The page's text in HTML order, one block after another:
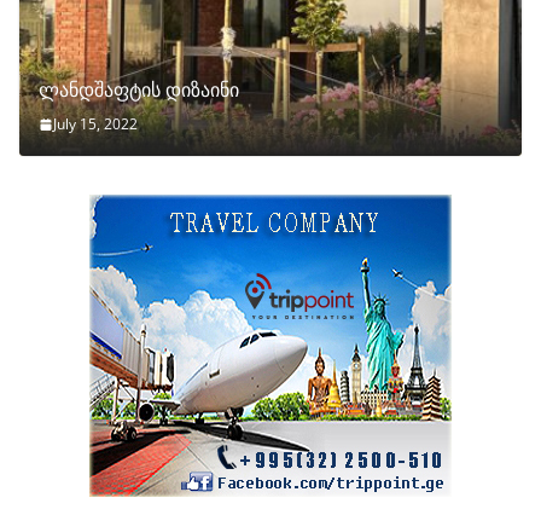
ლანდშაფტის დიზაინი
July 15, 2022